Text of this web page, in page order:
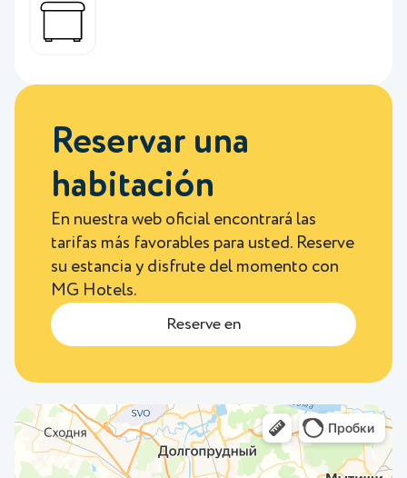
Reservar una
habitación
En nuestra web oficial encontrará las
tarifas más favorables para usted. Reserve
su estancia y disfrute del momento con
MG Hotels.
Reserve en